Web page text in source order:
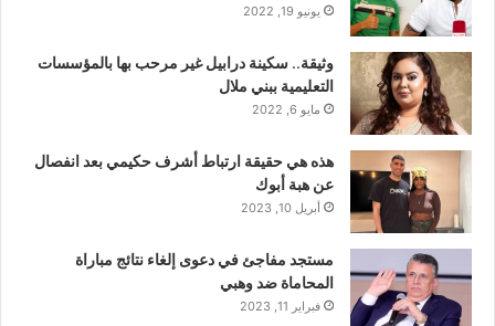
يونيو 19, 2022
وثيقة.. سكينة درابيل غير مرحب بها بالمؤسسات
التعليمية ببني ملال
مايو 6, 2022
هذه هي حقيقة ارتباط أشرف حكيمي بعد انفصال
عن هبة أبوك
أبريل 10, 2023
مستجد مفاجئ في دعوى إلغاء نتائج مباراة
المحاماة ضد وهبي
فبراير 11, 2023